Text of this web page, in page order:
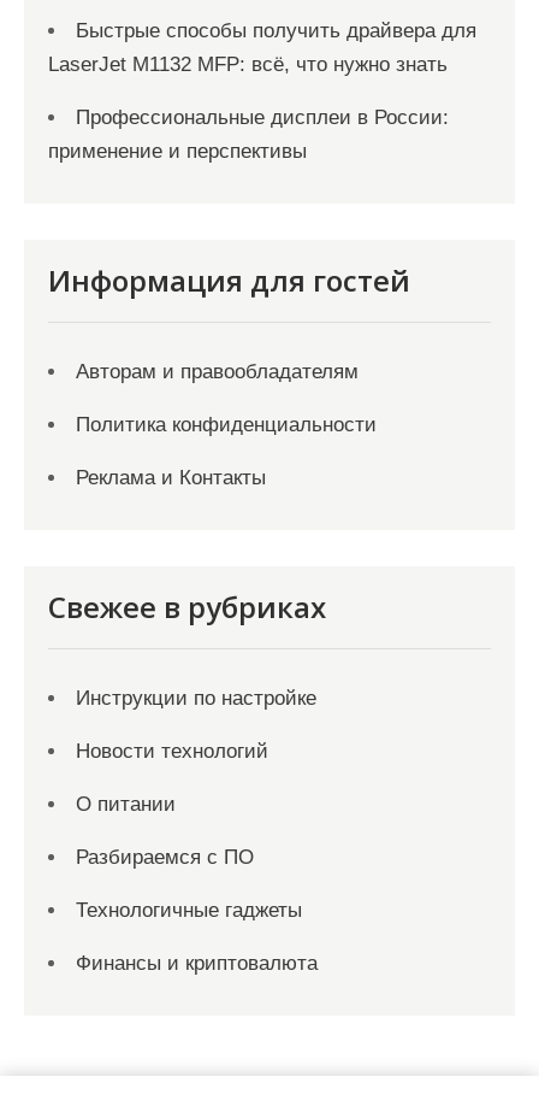
Быстрые способы получить драйвера для
LaserJet M1132 MFP: всё, что нужно знать
Профессиональные дисплеи в России:
применение и перспективы
Информация для гостей
Авторам и правообладателям
Политика конфиденциальности
Реклама и Контакты
Свежее в рубриках
Инструкции по настройке
Новости технологий
О питании
Разбираемся с ПО
Технологичные гаджеты
Финансы и криптовалюта